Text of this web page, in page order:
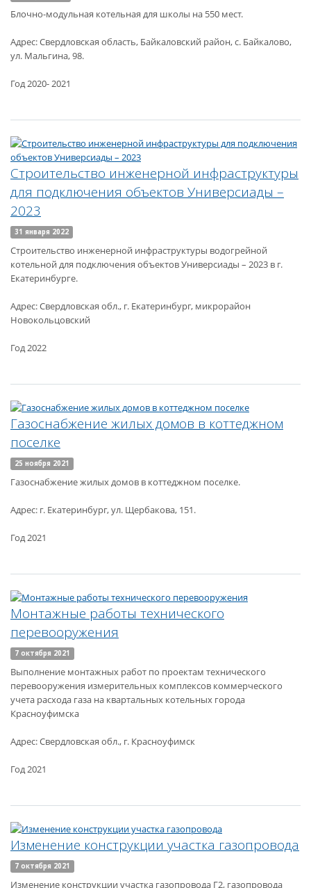
Блочно-модульная котельная для школы на 550 мест.
Адрес: Свердловская область, Байкаловский район, с. Байкалово,
ул. Мальгина, 98.
Год 2020- 2021
Строительство инженерной инфраструктуры
для подключения объектов Универсиады –
2023
31 января 2022
Строительство инженерной инфраструктуры водогрейной
котельной для подключения объектов Универсиады – 2023 в г.
Екатеринбурге.
Адрес: Свердловская обл., г. Екатеринбург, микрорайон
Новокольцовский
Год 2022
Газоснабжение жилых домов в коттеджном
поселке
25 ноября 2021
Газоснабжение жилых домов в коттеджном поселке.
Адрес: г. Екатеринбург, ул. Щербакова, 151.
Год 2021
Монтажные работы технического
перевооружения
7 октября 2021
Выполнение монтажных работ по проектам технического
перевооружения измерительных комплексов коммерческого
учета расхода газа на квартальных котельных города
Красноуфимска
Адрес: Свердловская обл., г. Красноуфимск
Год 2021
Изменение конструкции участка газопровода
7 октября 2021
Изменение конструкции участка газопровода Г2, газопровода